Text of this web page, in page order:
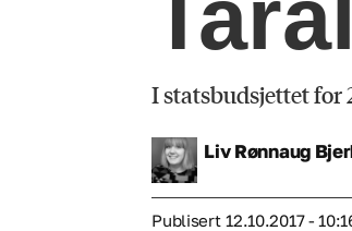
I statsbudsjettet for
Liv Rønnaug
Publisert 12.10.2017 -